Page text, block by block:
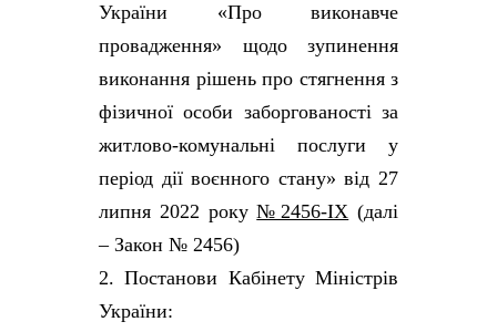
України «Про виконавче
провадження» щодо зупинення
виконання рішень про стягнення з
фізичної особи заборгованості за
житлово-комунальні послуги у
період дії воєнного стану» від 27
липня 2022 року№ 2456-IX (далі
– Закон № 2456)
2. Постанови Кабінету Міністрів
України: